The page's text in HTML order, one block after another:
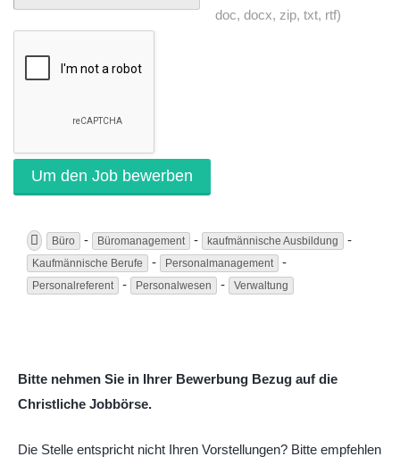
doc, docx, zip, txt, rtf)
Büro - Büromanagement - kaufmännische Ausbildung -
Kaufmännische Berufe - Personalmanagement -
Personalreferent - Personalwesen - Verwaltung
Bitte nehmen Sie in Ihrer Bewerbung Bezug auf die
Christliche Jobbörse.
Die Stelle entspricht nicht Ihren Vorstellungen? Bitte empfehlen